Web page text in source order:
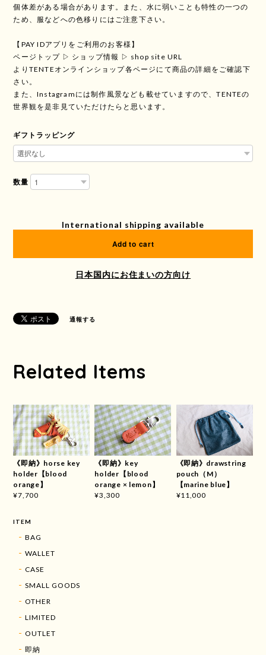
個体差がある場合があります。また、水に弱いことも特性の一つの
ため、服などへの色移りにはご注意下さい。
【PAY IDアプリをご利用のお客様】
ページトップ ▷ ショップ情報 ▷ shop site URL
よりTENTEオンラインショップ各ページにて商品の詳細をご確認下
さい。
また、Instagramには制作風景なども載せていますので、TENTEの
世界観を是非見ていただけたらと思います。
ギフトラッピング
数量
International shipping available
Add to cart
日本国内にお住まいの方向け
通報する
Related Items
《即納》horse key
holder【blood
orange】
¥7,700
《即納》key
holder【blood
orange × lemon】
¥3,300
《即納》drawstring
pouch（M）
【marine blue】
¥11,000
ITEM
BAG
WALLET
CASE
SMALL GOODS
OTHER
LIMITED
OUTLET
即納